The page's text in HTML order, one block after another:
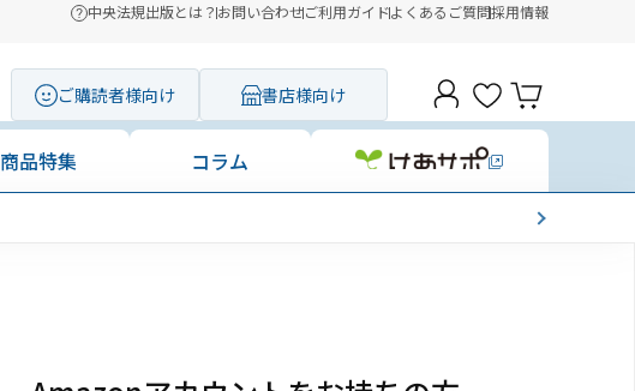
中央法規出版とは？お問い合わせご利用ガイドよくあるご質問採用情報
ご購読者様向け 書店様向け
商品特集 コラム